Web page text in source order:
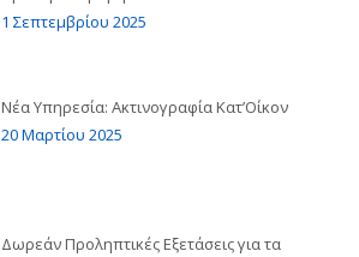
1 Σεπτεμβρίου 2025
Νέα Υπηρεσία: Ακτινογραφία Κατ’Οίκον
20 Μαρτίου 2025
Δωρεάν Προληπτικές Εξετάσεις για τα